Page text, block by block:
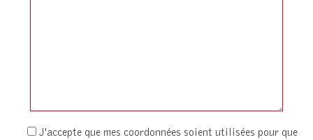
J'accepte que mes coordonnées soient utilisées pour que